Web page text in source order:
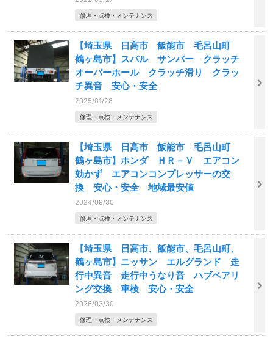
修理・点検・メンテナンス
【埼玉県 日高市 飯能市 毛呂山町
鶴ヶ島市】スバル サンバー クラッチ
オーバーホール クラッチ滑り クラッ
チ異音 安心・安全
2025/01/28
修理・点検・メンテナンス
【埼玉県 日高市 飯能市 毛呂山町
鶴ヶ島市】ホンダ ＨＲ－Ｖ エアコン
効かず エアコンコンプレッサーの交
換 安心・安全 地域最安値
2024/09/30
修理・点検・メンテナンス
【埼玉県 日高市、飯能市、毛呂山町、
鶴ヶ島市】ニッサン エルグランド 走
行中異音 走行中うなり音 ハブベアリ
ング交換 車検 安心・安全
2026/03/30
修理・点検・メンテナンス